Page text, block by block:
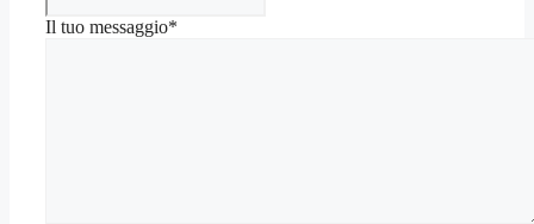
Il tuo messaggio*